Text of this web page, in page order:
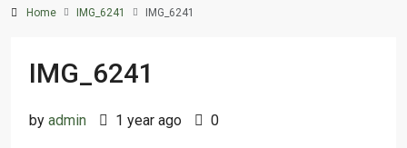
Home IMG_6241 IMG_6241
IMG_6241
by admin 1 year ago 0